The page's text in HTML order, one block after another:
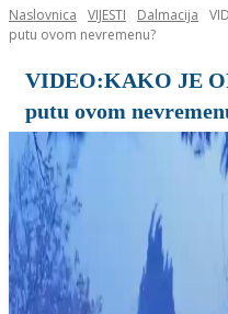
Naslovnica VIJESTI Dalmacija
putu ovom nevremenu?
VIDEO:KAKO JE
putu ovom